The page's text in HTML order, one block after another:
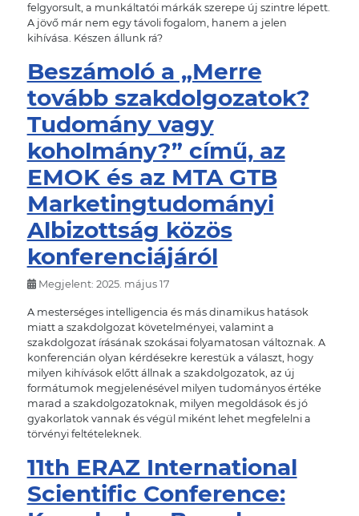
felgyorsult, a munkáltatói márkák szerepe új szintre lépett.
A jövő már nem egy távoli fogalom, hanem a jelen
kihívása. Készen állunk rá?
Beszámoló a „Merre
tovább szakdolgozatok?
Tudomány vagy
koholmány?” című, az
EMOK és az MTA GTB
Marketingtudományi
Albizottság közös
konferenciájáról
Megjelent: 2025. május 17
A mesterséges intelligencia és más dinamikus hatások
miatt a szakdolgozat követelményei, valamint a
szakdolgozat írásának szokásai folyamatosan változnak. A
konferencián olyan kérdésekre kerestük a választ, hogy
milyen kihívások előtt állnak a szakdolgozatok, az új
formátumok megjelenésével milyen tudományos értéke
marad a szakdolgozatoknak, milyen megoldások és jó
gyakorlatok vannak és végül miként lehet megfelelni a
törvényi feltételeknek.
11th ERAZ International
Scientific Conference: